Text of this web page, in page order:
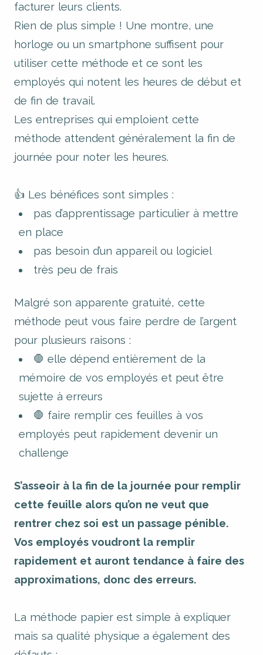
facturer leurs clients.
Rien de plus simple ! Une montre, une
horloge ou un smartphone suffisent pour
utiliser cette méthode et ce sont les
employés qui notent les heures de début et
de fin de travail.
Les entreprises qui emploient cette
méthode attendent généralement la fin de
journée pour noter les heures.
👍 Les bénéfices sont simples :
pas d’apprentissage particulier à mettre
en place
pas besoin d’un appareil ou logiciel
très peu de frais
Malgré son apparente gratuité, cette
méthode peut vous faire perdre de l’argent
pour plusieurs raisons :
🛑 elle dépend entièrement de la
mémoire de vos employés et peut être
sujette à erreurs
🛑 faire remplir ces feuilles à vos
employés peut rapidement devenir un
challenge
S’asseoir à la fin de la journée pour remplir
cette feuille alors qu’on ne veut que
rentrer chez soi est un passage pénible.
Vos employés voudront la remplir
rapidement et auront tendance à faire des
approximations, donc des erreurs.
La méthode papier est simple à expliquer
mais sa qualité physique a également des